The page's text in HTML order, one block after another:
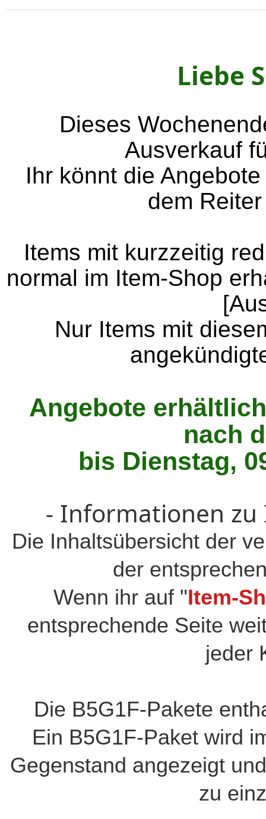
Liebe
Dieses
Ausverkauf
Ihr könnt die
dem
Items mit kurzzeitig
normal im Item-Shop
Nur Items mit
Angebote
nach
bis Dienstag,
- Informationen zu
Die Inhaltsübersicht der
der
Wenn ihr auf "Item-
entsprechende Seite
jeder
Die B5G1F-Pakete
Ein B5G1F-Paket wird
Gegenstand angezeigt
zu